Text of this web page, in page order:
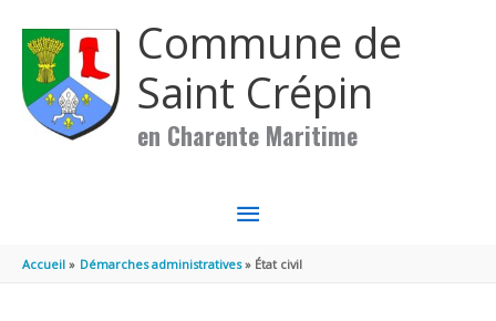
Commune de
Saint Crépin
en Charente Maritime
MENU
PRINCIPAL
Accueil Démarches administratives État civil